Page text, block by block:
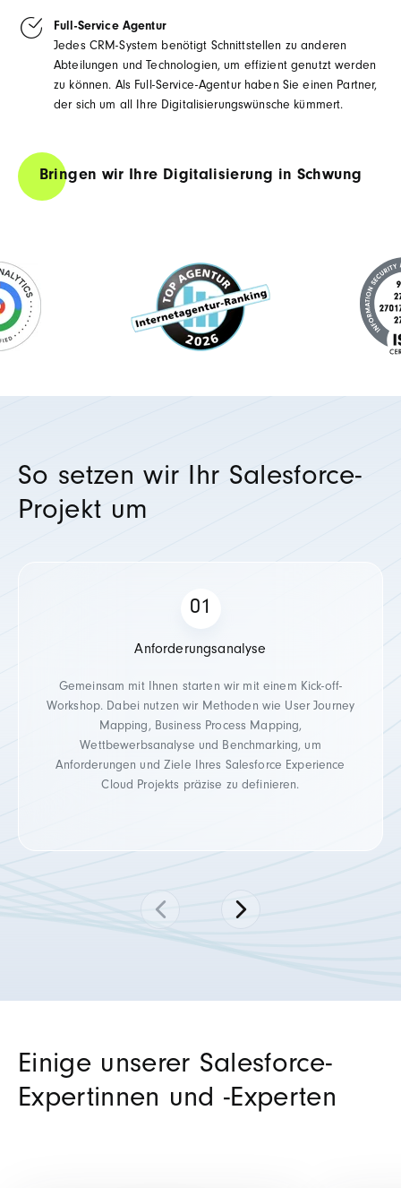
Bringen wir Ihre Digitalisierung in Schwung
Full-Service Agentur
Jedes CRM-System benötigt Schnittstellen zu anderen
Abteilungen und Technologien, um effizient genutzt werden
zu können. Als Full-Service-Agentur haben Sie einen Partner,
der sich um all Ihre Digitalisierungswünsche kümmert.
So setzen wir Ihr Salesforce-
Projekt um
Anforderungsanalyse
Gemeinsam mit Ihnen starten wir mit einem Kick-off-
Workshop. Dabei nutzen wir Methoden wie User Journey
Mapping, Business Process Mapping,
Wettbewerbsanalyse und Benchmarking, um
Anforderungen und Ziele Ihres Salesforce Experience
Cloud Projekts präzise zu definieren.
Einige unserer Salesforce-
Expertinnen und -Experten